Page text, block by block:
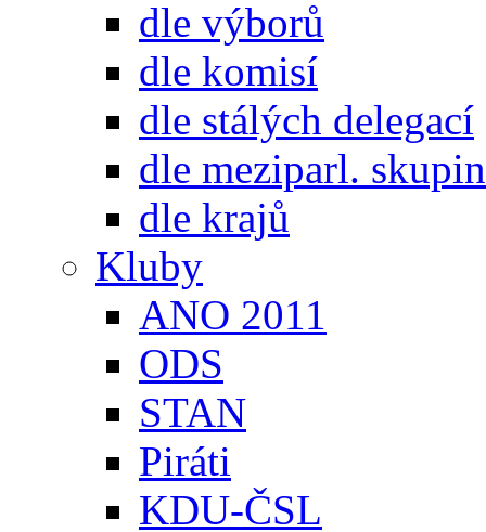
dle výborů
dle komisí
dle stálých delegací
dle meziparl. skupin
dle krajů
Kluby
ANO 2011
ODS
STAN
Piráti
KDU-ČSL